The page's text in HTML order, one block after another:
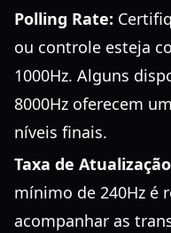
Polling Rate:
ou controle esteja
1000Hz. Alguns
8000Hz oferecem
níveis finais.
Taxa de
mínimo de 240Hz é
acompanhar as